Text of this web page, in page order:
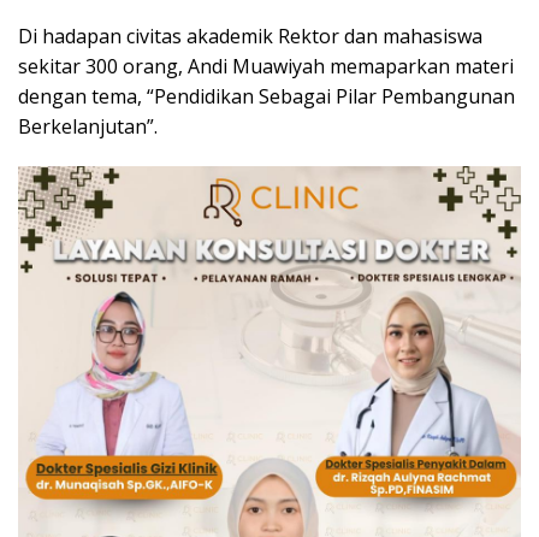
Di hadapan civitas akademik Rektor dan mahasiswa
sekitar 300 orang, Andi Muawiyah memaparkan materi
dengan tema, “Pendidikan Sebagai Pilar Pembangunan
Berkelanjutan”.